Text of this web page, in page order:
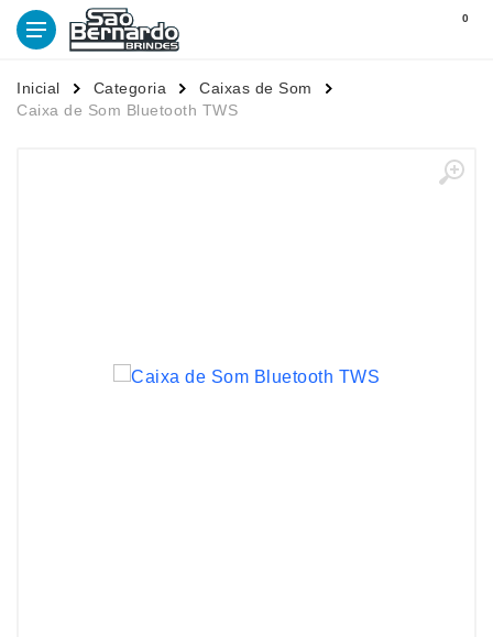
0
Inicial Categoria
Caixas de Som
Caixa de Som Bluetooth TWS